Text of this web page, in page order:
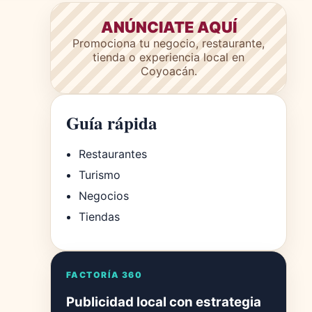
ANÚNCIATE AQUÍ
Promociona tu negocio, restaurante,
tienda o experiencia local en
Coyoacán.
Guía rápida
Restaurantes
Turismo
Negocios
Tiendas
FACTORÍA 360
Publicidad local con estrategia